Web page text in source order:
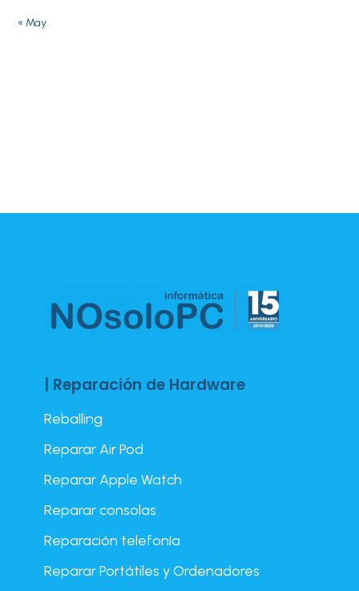
« May
| Reparación de Hardware
Reballing
Reparar Air Pod
Reparar Apple Watch
Reparar consolas
Reparación telefonía
Reparar Portátiles y Ordenadores